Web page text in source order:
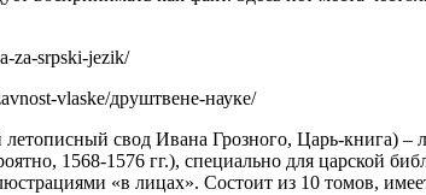
za-srpski-jezik/
vlaske/друштвене-науке/
свод Ивана Грозного, Царь-книга) –
1568-1576 гг.), специально для царской
«в лицах». Состоит из 10 томов,